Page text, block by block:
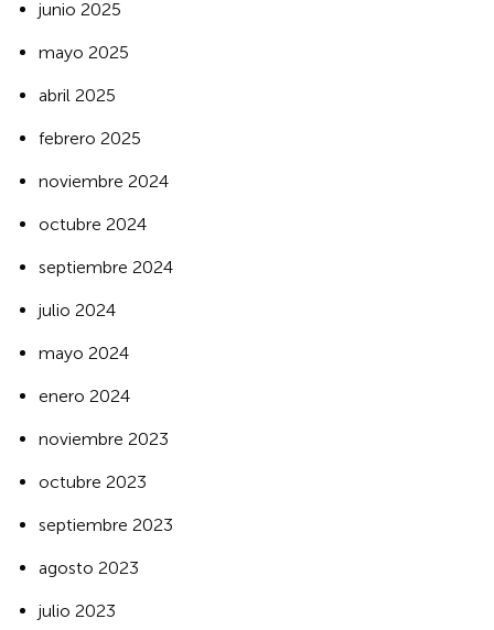
junio 2025
mayo 2025
abril 2025
febrero 2025
noviembre 2024
octubre 2024
septiembre 2024
julio 2024
mayo 2024
enero 2024
noviembre 2023
octubre 2023
septiembre 2023
agosto 2023
julio 2023